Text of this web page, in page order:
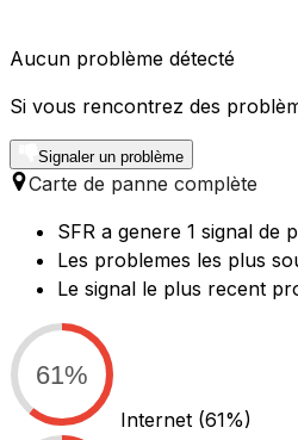
Aucun problème détecté
Si vous rencontrez des
Signaler un problème
Carte de panne complète
SFR a genere 1 signal de
Les problemes les plus
Le signal le plus recent
61%
Internet (61%)